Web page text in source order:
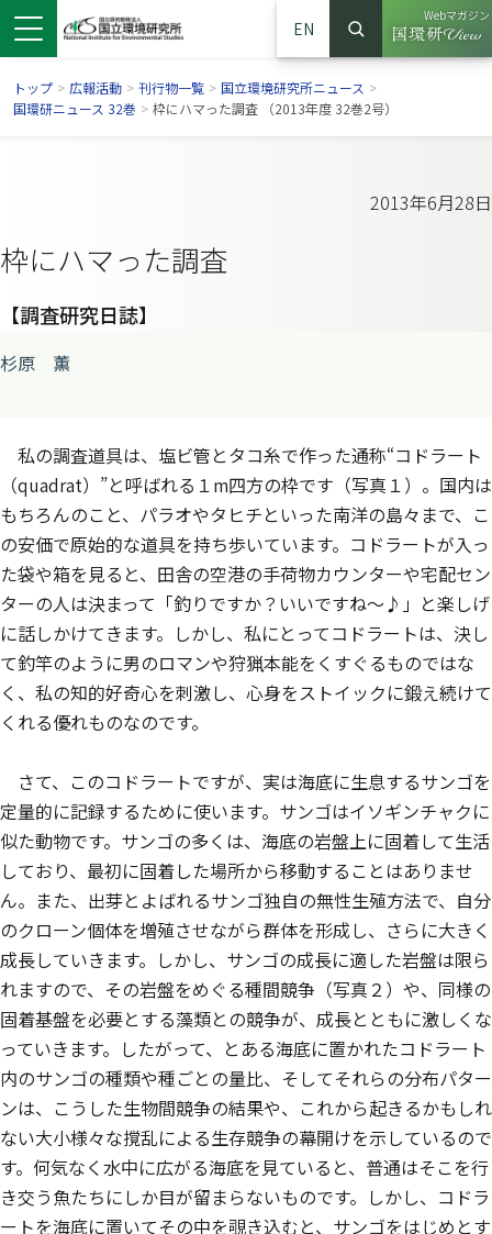
EN
サイト内検索
検索
Webマガジン
（別ウイ
トップ > 広報活動 > 刊行物一覧 > 国立環境研究所ニュース >
国環研ニュース 32巻 > 枠にハマった調査 （2013年度 32巻2号）
2013年6月28日
枠にハマった調査
【調査研究日誌】
杉原 薫
私の調査道具は、塩ビ管とタコ糸で作った通称“コドラート
（quadrat）”と呼ばれる１m四方の枠です（写真１）。国内は
もちろんのこと、パラオやタヒチといった南洋の島々まで、こ
の安価で原始的な道具を持ち歩いています。コドラートが入っ
た袋や箱を見ると、田舎の空港の手荷物カウンターや宅配セン
ターの人は決まって「釣りですか？いいですね～♪」と楽しげ
に話しかけてきます。しかし、私にとってコドラートは、決し
て釣竿のように男のロマンや狩猟本能をくすぐるものではな
く、私の知的好奇心を刺激し、心身をストイックに鍛え続けて
くれる優れものなのです。
さて、このコドラートですが、実は海底に生息するサンゴを
定量的に記録するために使います。サンゴはイソギンチャクに
似た動物です。サンゴの多くは、海底の岩盤上に固着して生活
しており、最初に固着した場所から移動することはありませ
ん。また、出芽とよばれるサンゴ独自の無性生殖方法で、自分
のクローン個体を増殖させながら群体を形成し、さらに大きく
成長していきます。しかし、サンゴの成長に適した岩盤は限ら
れますので、その岩盤をめぐる種間競争（写真２）や、同様の
固着基盤を必要とする藻類との競争が、成長とともに激しくな
っていきます。したがって、とある海底に置かれたコドラート
内のサンゴの種類や種ごとの量比、そしてそれらの分布パター
ンは、こうした生物間競争の結果や、これから起きるかもしれ
ない大小様々な撹乱による生存競争の幕開けを示しているので
す。何気なく水中に広がる海底を見ていると、普通はそこを行
き交う魚たちにしか目が留まらないものです。しかし、コドラ
ートを海底に置いてその中を覗き込むと、サンゴをはじめとす